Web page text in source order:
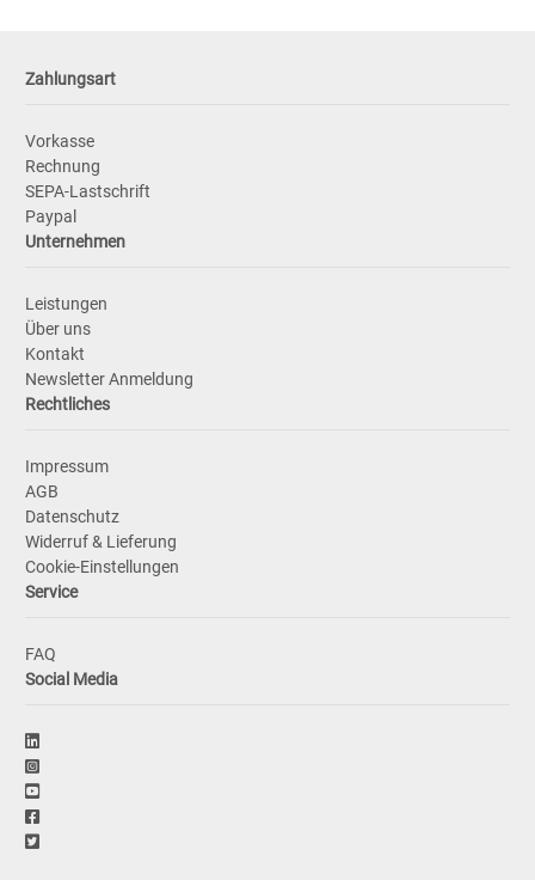
Zahlungsart
Vorkasse
Rechnung
SEPA-Lastschrift
Paypal
Unternehmen
Leistungen
Über uns
Kontakt
Newsletter Anmeldung
Rechtliches
Impressum
AGB
Datenschutz
Widerruf & Lieferung
Cookie-Einstellungen
Service
FAQ
Social Media